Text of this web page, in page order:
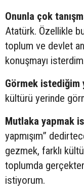
Onunla çok
Atatürk. Özellikle
toplum ve devlet
konuşmayı
Görmek istediğim
kültürü yerinde
Mutlaka yapmak
yapmışım”
gezmek, farklı
toplumda
istiyorum.